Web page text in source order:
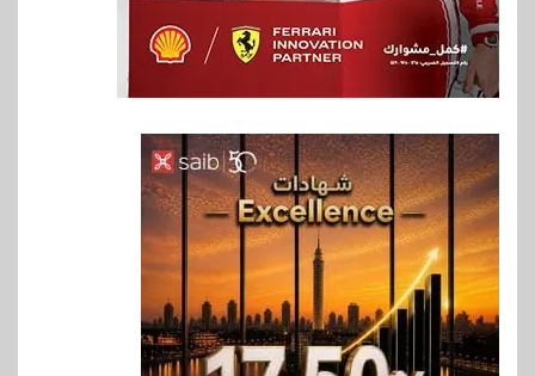
6
سوق وصلة
vivo تعيد تعريف مفهوم الفئة
المتوسطة مع إطلاق Y500
بمواصفات استثنائية
7 بنوك رياضة